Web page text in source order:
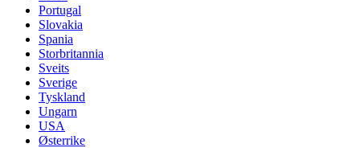
Portugal
Slovakia
Spania
Storbritannia
Sveits
Sverige
Tyskland
Ungarn
USA
Østerrike